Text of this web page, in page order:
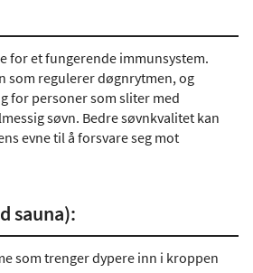
for et fungerende immunsystem.
som regulerer døgnrytmen, og
for personer som sliter med
søvn. Bedre søvnkvalitet kan
evne til å forsvare seg mot
sauna):
som trenger dypere inn i kroppen